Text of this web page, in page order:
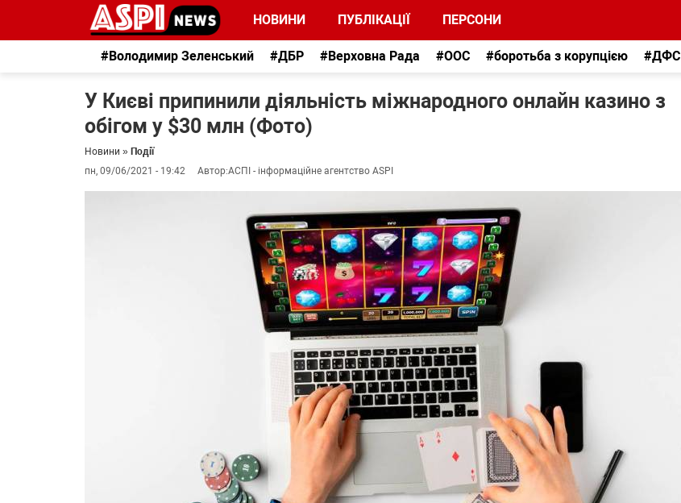
НОВИНИ ПУБЛІКАЦІЇ ПЕРСОНИ
#Володимир Зеленський #ДБР #Верховна Рада #ООС #боротьба з корупцією #ДФС
У Києві припинили діяльність міжнародного онлайн казино з
обігом у $30 млн (Фото)
Новини » Події
пн, 09/06/2021 - 19:42
Автор:АСПІ - інформаційне агентство ASPI